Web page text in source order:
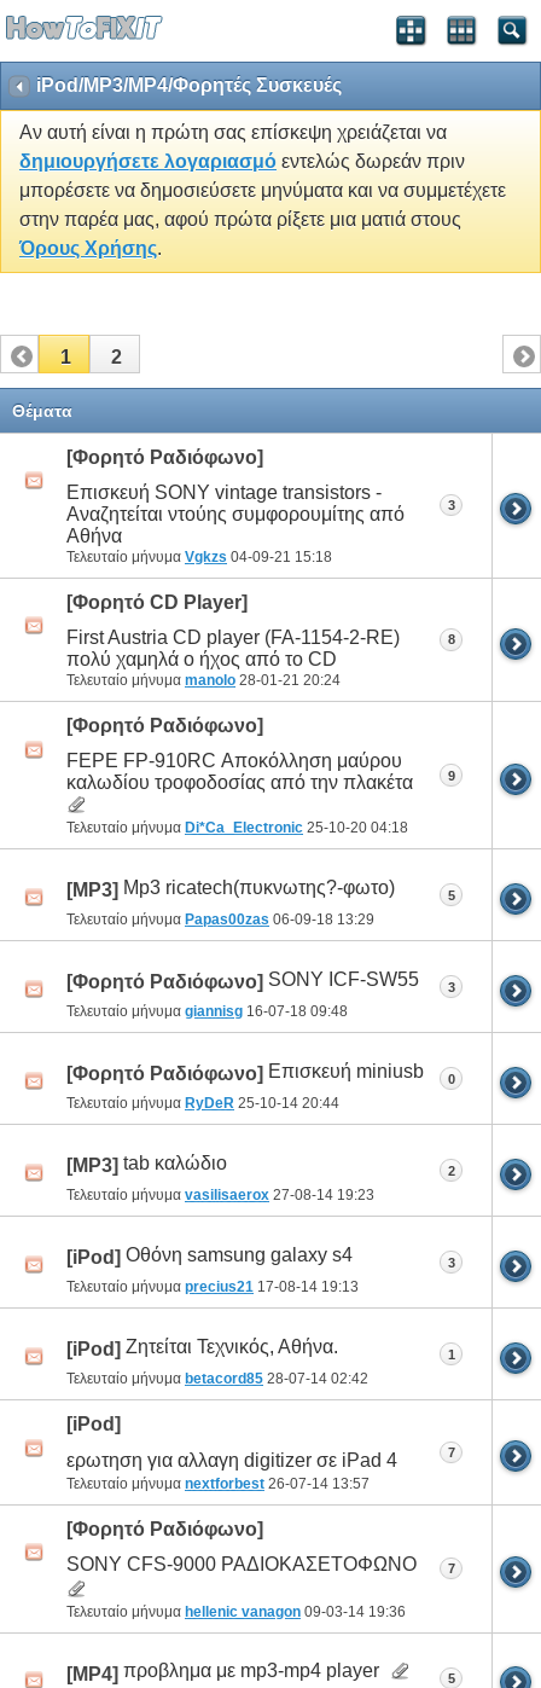
iPod/MP3/MP4/Φορητές Συσκευές
Αν αυτή είναι η πρώτη σας επίσκεψη χρειάζεται να
δημιουργήσετε λογαριασμό εντελώς δωρεάν πριν
μπορέσετε να δημοσιεύσετε μηνύματα και να συμμετέχετε
στην παρέα μας, αφού πρώτα ρίξετε μια ματιά στους
Όρους Χρήσης.
1 2
Θέματα
[Φορητό Ραδιόφωνο]
Eπισκευή SONY vintage transistors -
Αναζητείται ντούης συμφορουμίτης από
Αθήνα
Τελευταίο μήνυμα Vgkzs 04-09-21 15:18
3
[Φορητό CD Player]
First Austria CD player (FA-1154-2-RE)
πολύ χαμηλά ο ήχος από το CD
Τελευταίο μήνυμα manolo 28-01-21 20:24
8
[Φορητό Ραδιόφωνο]
FEPE FP-910RC Αποκόλληση μαύρου
καλωδίου τροφοδοσίας από την πλακέτα
Τελευταίο μήνυμα Di*Ca_Electronic 25-10-20 04:18
9
[MP3] Mp3 ricatech(πυκνωτης?-φωτο)
Τελευταίο μήνυμα Papas00zas 06-09-18 13:29
5
[Φορητό Ραδιόφωνο] SONY ICF-SW55
Τελευταίο μήνυμα giannisg 16-07-18 09:48
3
[Φορητό Ραδιόφωνο] Επισκευή miniusb
Τελευταίο μήνυμα RyDeR 25-10-14 20:44
0
[MP3] tab καλώδιο
Τελευταίο μήνυμα vasilisaerox 27-08-14 19:23
2
[iPod] Οθόνη samsung galaxy s4
Τελευταίο μήνυμα precius21 17-08-14 19:13
3
[iPod] Ζητείται Τεχνικός, Αθήνα.
Τελευταίο μήνυμα betacord85 28-07-14 02:42
1
[iPod]
ερωτηση για αλλαγη digitizer σε iPad 4
Τελευταίο μήνυμα nextforbest 26-07-14 13:57
7
[Φορητό Ραδιόφωνο]
SONY CFS-9000 ΡΑΔΙΟΚΑΣΕΤΟΦΩΝΟ
Τελευταίο μήνυμα hellenic vanagon 09-03-14 19:36
7
[MP4] προβλημα με mp3-mp4 player 5